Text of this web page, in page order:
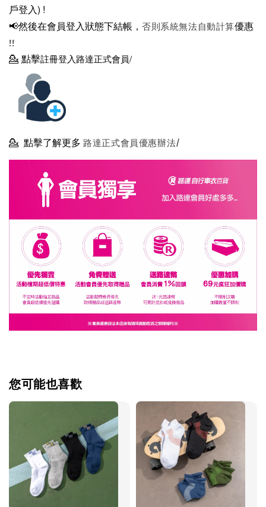
戶登入) !
📢然後在會員登入狀態下結帳， 否則系統無法自動計算優惠
!!
💁 點擊註冊登入路達正式會員/
💁 點擊了解更多 路達正式會員優惠辦法/
您可能也喜歡